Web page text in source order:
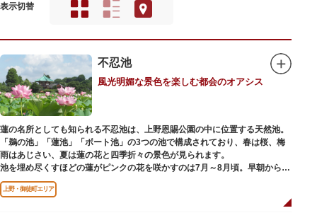
表示切替
不忍池
風光明媚な景色を楽しむ都会のオアシス
蓮の名所としても知られる不忍池は、上野恩賜公園の中に位置する天然池。
「鵜の池」「蓮池」「ボート池」の3つの池で構成されており、春は桜、梅
雨はあじさい、夏は蓮の花と四季折々の景色が見られます。
池を埋め尽くすほどの蓮がピンクの花を咲かすのは7月～8月頃。早朝から午
前のみ開花するので、シーズン中は多くの観光客が朝早くから池を訪れま
す。綺麗な蓮の花を近くから観察できるデッキを散歩しながら朝の不忍池を
上野・御徒町エリア